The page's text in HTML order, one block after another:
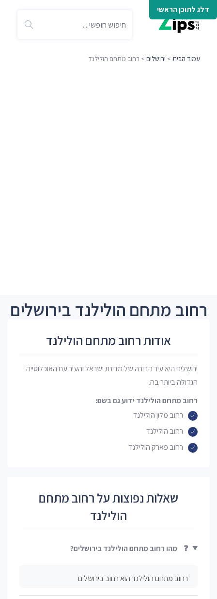
דלג לתוכן הראשי
עמוד הבית > ירושלים > רחוב מתחם הולילנד
רחוב מתחם הולילנד בירושלים
אודות רחוב מתחם הולילנד
יְרוּשָׁלַיִם היא עיר הבירה של מדינת ישראל והעיר עם האוכלוסייה
הגדולה ביותר בה.
רחוב מתחם הולילנד ידוע גם בשם:
רחוב מלון הולילנד
רחוב הולילנד
רחוב פארק הולילנד
שאלות נפוצות על רחוב מתחם
הולילנד
❓ מהו רחוב מתחם הולילנד בירושלים?
רחוב מתחם הולילנד הוא רחוב בירושלים